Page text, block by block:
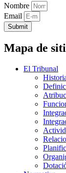
Nombre
Email
Submit
Mapa de
El Tribunal